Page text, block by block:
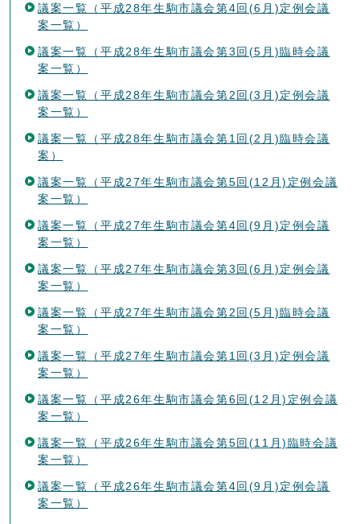
議案一覧（平成28年生駒市議会第4回(6月)定例会議
案一覧）
議案一覧（平成28年生駒市議会第3回(5月)臨時会議
案一覧）
議案一覧（平成28年生駒市議会第2回(3月)定例会議
案一覧）
議案一覧（平成28年生駒市議会第1回(2月)臨時会議
案）
議案一覧（平成27年生駒市議会第5回(12月)定例会議
案一覧）
議案一覧（平成27年生駒市議会第4回(9月)定例会議
案一覧）
議案一覧（平成27年生駒市議会第3回(6月)定例会議
案一覧）
議案一覧（平成27年生駒市議会第2回(5月)臨時会議
案一覧）
議案一覧（平成27年生駒市議会第1回(3月)定例会議
案一覧）
議案一覧（平成26年生駒市議会第6回(12月)定例会議
案一覧）
議案一覧（平成26年生駒市議会第5回(11月)臨時会議
案一覧）
議案一覧（平成26年生駒市議会第4回(9月)定例会議
案一覧）